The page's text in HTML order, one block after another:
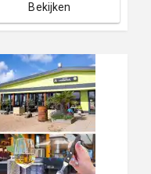
Bekijken